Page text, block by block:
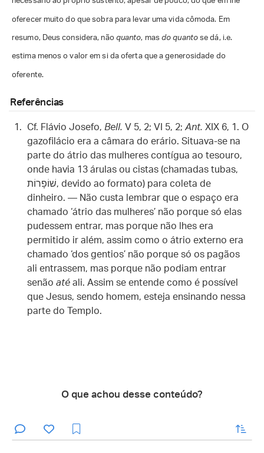
oferecer muito do que sobra para levar uma vida cômoda. Em
resumo, Deus considera, não quanto, masdo quantose dá, i.e.
estima menos o valor em si da oferta que a generosidade do
oferente.
Referências
Cf. Flávio Josefo, Bell. V 5, 2; VI 5, 2; Ant. XIX 6, 1. O
gazofilácio era a câmara do erário. Situava-se na
parte do átrio das mulheres contígua ao tesouro,
onde havia 13 árulas ou cistas (chamadas tubas,
שׁוֹפָרוֹת, devido ao formato) para coleta de
dinheiro. — Não custa lembrar que o espaço era
chamado ‘átrio das mulheres’ não porque só elas
pudessem entrar, mas porque não lhes era
permitido ir além, assim como o átrio externo era
chamado ‘dos gentios’ não porque só os pagãos
ali entrassem, mas porque não podiam entrar
senão até ali. Assim se entende como é possível
que Jesus, sendo homem, esteja ensinando nessa
parte do Templo.
O que achou desse conteúdo?
enviar